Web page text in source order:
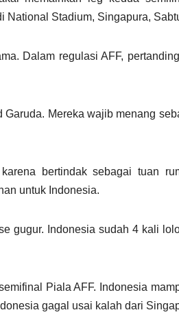
Stadium, Singapura,
Dalam regulasi AFF,
Mereka wajib menang
bertindak sebagai tuan
untuk Indonesia.
gugur. Indonesia sudah 4 kali
Piala AFF. Indonesia
gagal usai kalah dari